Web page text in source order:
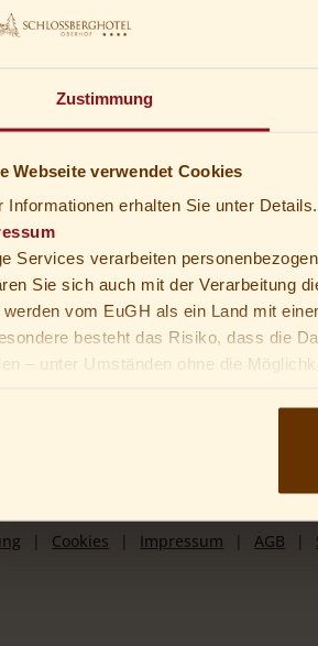
Zustimmung
Webseite verwendet Cookies
Informationen erhalten Sie unter
Services verarbeiten
Sie sich auch mit der Verarbeitung
werden vom EuGH als ein Land mit
besteht das Risiko, dass die
– unter Umständen ohne die
DE EN
Oberhof
oberhof.de
Cookies Impressum AGB